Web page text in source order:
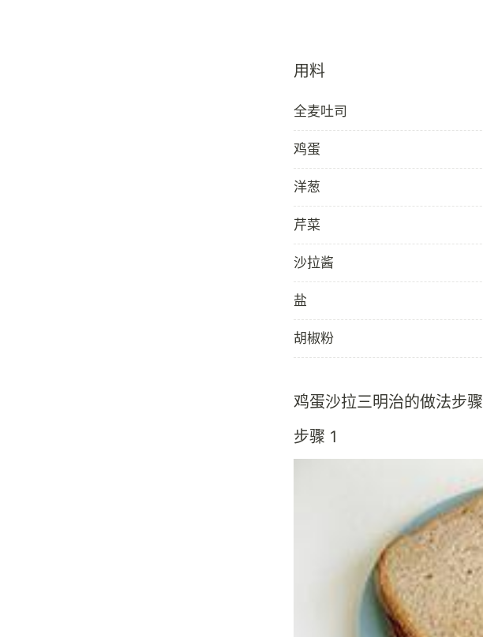
用料
全麦吐司
鸡蛋
洋葱
芹菜
沙拉酱
盐
胡椒粉
鸡蛋沙拉三明治的做法步骤
步骤 1